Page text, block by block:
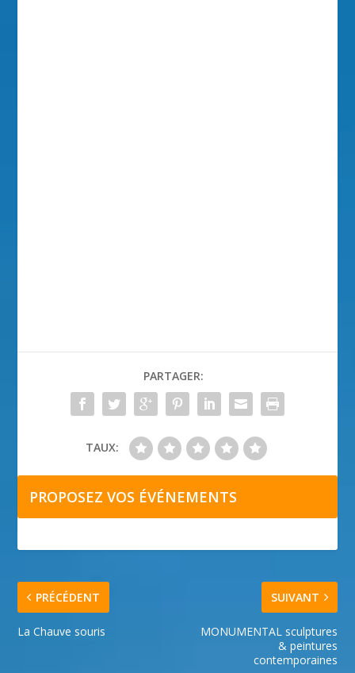
PARTAGER:
TAUX:
PROPOSEZ VOS ÉVÉNEMENTS
PRÉCÉDENT
La Chauve souris
SUIVANT
MONUMENTAL sculptures
& peintures
contemporaines